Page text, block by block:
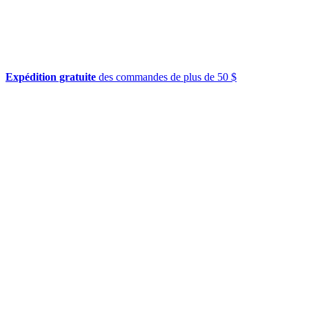
Expédition gratuite des commandes de plus de 50 $